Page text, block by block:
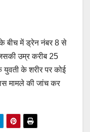
बीच में ड्रेन नंबर 8 से
उम्र करीब 25
युवती के शरीर पर कोई
मामले की जांच कर